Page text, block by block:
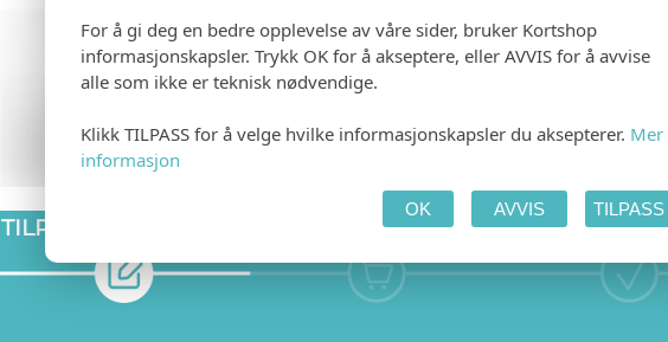
TILPASS PRODUKTET HANDLEKURV KASSE
For å gi deg en bedre opplevelse av våre sider, bruker Kortshop
informasjonskapsler. Trykk OK for å akseptere, eller AVVIS for å avvise
alle som ikke er teknisk nødvendige.
Klikk TILPASS for å velge hvilke informasjonskapsler du aksepterer. Mer
informasjon
OK AVVIS TILPASS